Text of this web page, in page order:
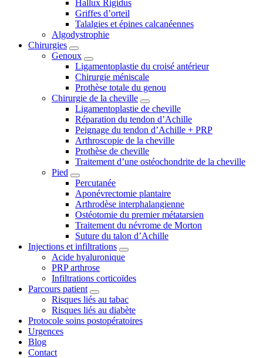
Hallux Rigidus
Griffes d’orteil
Talalgies et épines calcanéennes
Algodystrophie
Chirurgies
Genoux
Ligamentoplastie du croisé antérieur
Chirurgie méniscale
Prothèse totale du genou
Chirurgie de la cheville
Ligamentoplastie de cheville
Réparation du tendon d’Achille
Peignage du tendon d’Achille + PRP
Arthroscopie de la cheville
Prothèse de cheville
Traitement d’une ostéochondrite de la cheville
Pied
Percutanée
Aponévrectomie plantaire
Arthrodèse interphalangienne
Ostéotomie du premier métatarsien
Traitement du névrome de Morton
Suture du talon d’Achille
Injections et infiltrations
Acide hyaluronique
PRP arthrose
Infiltrations corticoïdes
Parcours patient
Risques liés au tabac
Risques liés au diabète
Protocole soins postopératoires
Urgences
Blog
Contact